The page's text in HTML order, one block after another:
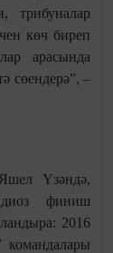
трибуналар
көч биреп
арасында
сөендерә”, –
Үзәндә,
финиш
2016